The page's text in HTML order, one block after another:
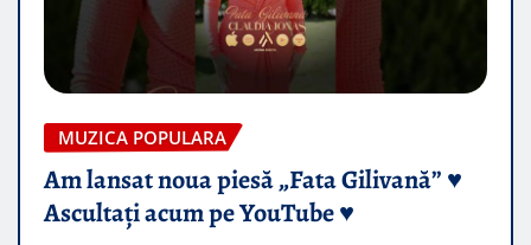
MUZICA POPULARA
Am lansat noua piesă „Fata Gilivană” ♥️
Ascultați acum pe YouTube ♥️